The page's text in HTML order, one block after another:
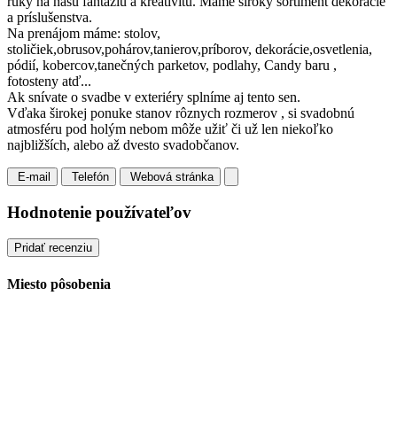
a príslušenstva.
Na prenájom máme: stolov,
stoličiek,obrusov,pohárov,tanierov,príborov, dekorácie,osvetlenia,
pódií, kobercov,tanečných parketov, podlahy, Candy baru ,
fotosteny atď...
Ak snívate o svadbe v exteriéry splníme aj tento sen.
Vďaka širokej ponuke stanov rôznych rozmerov , si svadobnú
atmosféru pod holým nebom môže užiť či už len niekoľko
najbližších, alebo až dvesto svadobčanov.
E-mail Telefón Webová stránka
Hodnotenie používateľov
Pridať recenziu
Miesto pôsobenia